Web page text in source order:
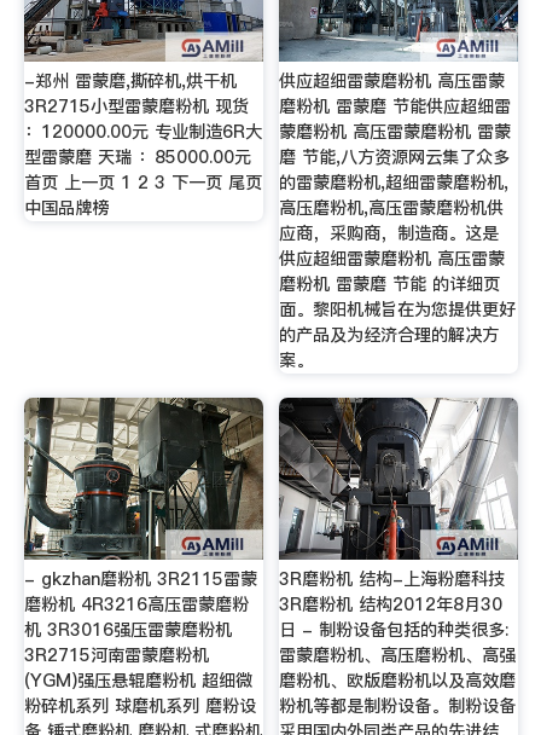
-郑州 雷蒙磨,撕碎机,烘干机
3R2715小型雷蒙磨粉机 现货
：120000.00元 专业制造6R大
型雷蒙磨 天瑞 ：85000.00元
首页 上一页 1 2 3 下一页 尾页
中国品牌榜
供应超细雷蒙磨粉机 高压雷蒙
磨粉机 雷蒙磨 节能供应超细雷
蒙磨粉机 高压雷蒙磨粉机 雷蒙
磨 节能,八方资源网云集了众多
的雷蒙磨粉机,超细雷蒙磨粉机,
高压磨粉机,高压雷蒙磨粉机供
应商，采购商，制造商。这是
供应超细雷蒙磨粉机 高压雷蒙
磨粉机 雷蒙磨 节能 的详细页
面。黎阳机械旨在为您提供更好
的产品及为经济合理的解决方
案。
- gkzhan磨粉机 3R2115雷蒙
磨粉机 4R3216高压雷蒙磨粉
机 3R3016强压雷蒙磨粉机
3R2715河南雷蒙磨粉机
(YGM)强压悬辊磨粉机 超细微
粉碎机系列 球磨机系列 磨粉设
3R磨粉机 结构-上海粉磨科技
3R磨粉机 结构2012年8月30
日 - 制粉设备包括的种类很多:
雷蒙磨粉机、高压磨粉机、高强
磨粉机、欧版磨粉机以及高效磨
粉机等都是制粉设备。制粉设备